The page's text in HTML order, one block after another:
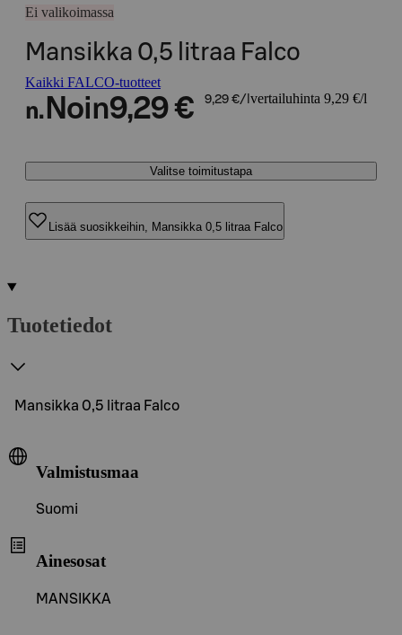
Ei valikoimassa
Mansikka 0,5 litraa Falco
Kaikki FALCO-tuotteet
n. Noin9,29 € 9,29 €/l vertailuhinta 9,29 €/l
Valitse toimitustapa
Lisää suosikkeihin, Mansikka 0,5 litraa Falco
Tuotetiedot
Mansikka 0,5 litraa Falco
Valmistusmaa
Suomi
Ainesosat
MANSIKKA